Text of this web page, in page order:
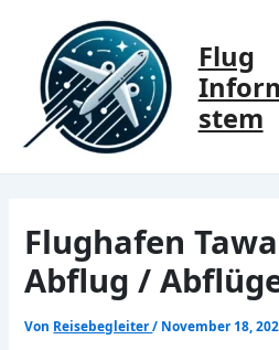
springen
Flug
stem
Flughafen
Abflug /
Von Reisebegleiter/ November 18,